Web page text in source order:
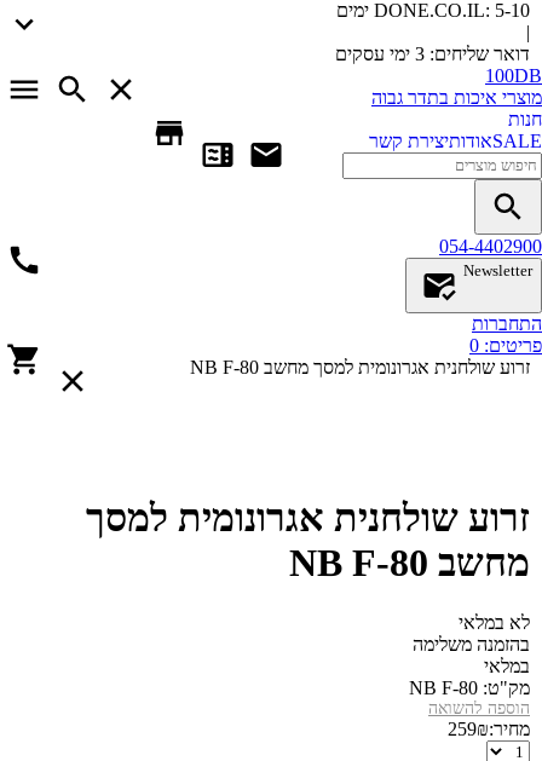
DONE.CO.IL: 5-10 ימים
|
דואר שליחים: 3 ימי עסקים
100DB
מוצרי איכות בתדר גבוה
חנות
SALEאודותיצירת קשר
054-4402900
Newsletter
התחברות
פריטים: 0
זרוע שולחנית אגרונומית למסך מחשב NB F-80
זרוע שולחנית אגרונומית למסך
מחשב NB F-80
לא במלאי
בהזמנה משלימה
במלאי
מק"ט: NB F-80
הוספה להשואה
מחיר: 259₪
זרוע